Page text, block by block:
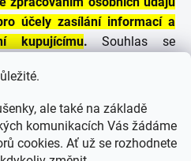
ale také na základě
komunikacích Vás žádáme
cookies. Ať už se rozhodnete
účely zasílání informací a
kupujícímu. Souhlas se
která by sama o
kupní smlouvy.
že je povinen své osobní